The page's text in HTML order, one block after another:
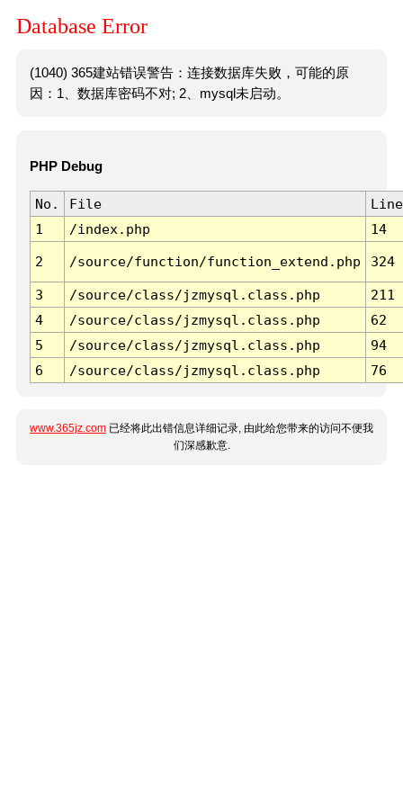
Database Error
(1040) 365建站错误警告：连接数据库失败，可能的原
因：1、数据库密码不对; 2、mysql未启动。
PHP Debug
No. File
Line
1
/index.php 14
2 /source/function/function_extend.php 324
3 /source/class/jzmysql.class.php
211
4
/source/class/jzmysql.class.php
62
5
/source/class/jzmysql.class.php
94
6
/source/class/jzmysql.class.php 76
www.365jz.com 已经将此出错信息详细记录, 由此给您带来的访问不便我
们深感歉意.